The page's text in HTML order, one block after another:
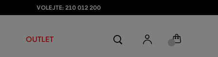
VOLEJTE: 210 012 200
OUTLET